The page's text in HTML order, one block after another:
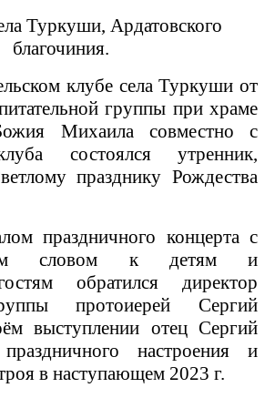
Туркуши, Ардатовского
благочиния.
клубе села Туркуши от
группы при храме
Михаила совместно с
состоялся утренник,
празднику Рождества
праздничного концерта с
словом к детям и
обратился директор
протоиерей Сергий
выступлении отец Сергий
настроения и
в наступающем 2023 г.